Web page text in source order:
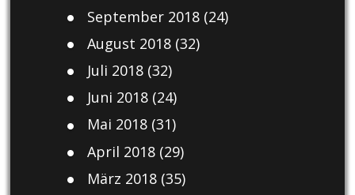
September 2018(24)
August 2018(32)
Juli 2018(32)
Juni 2018(24)
Mai 2018(31)
April 2018(29)
März 2018(35)